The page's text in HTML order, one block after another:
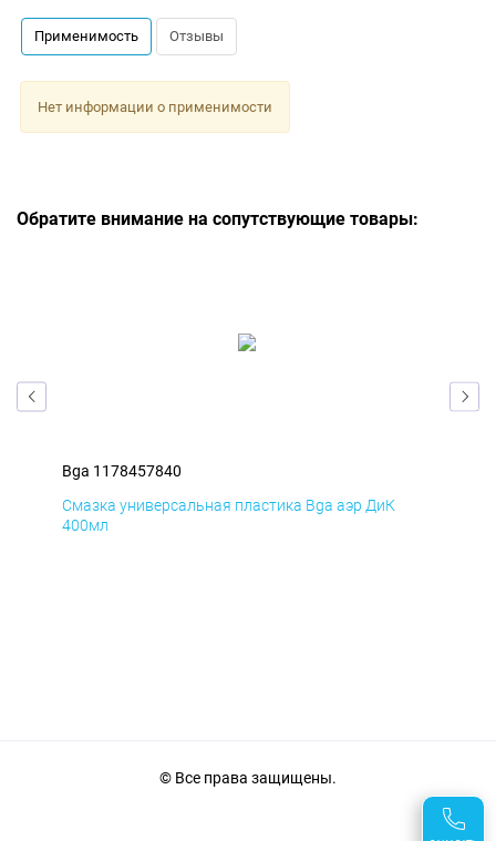
Применимость Отзывы
Нет информации о применимости
Обратите внимание на сопутствующие товары:
Bga 1178457840
Смазка универсальная пластика Bga аэр ДиК
400мл
© Все права защищены.